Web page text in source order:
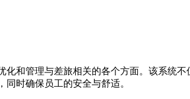
和管理与差旅相关的各个方面。该系统
时确保员工的安全与舒适。